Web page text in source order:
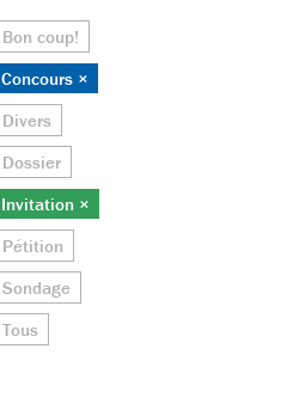
Bon coup!
Concours ×
Divers
Dossier
Invitation ×
Pétition
Sondage
Tous